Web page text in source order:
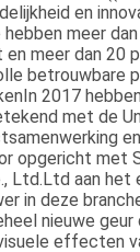
en
meer
meer dan 20
betrouwbare
2017
met de
opgericht met
Ltd.Ltd aan het
in deze
nieuwe
effecten